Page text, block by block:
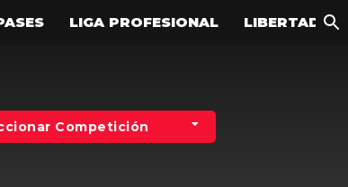
LIGA PROFESIONAL
Competición